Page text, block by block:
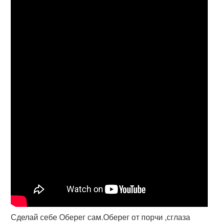
Сделай себе Оберег сам.Оберег от порчи ,сглаза